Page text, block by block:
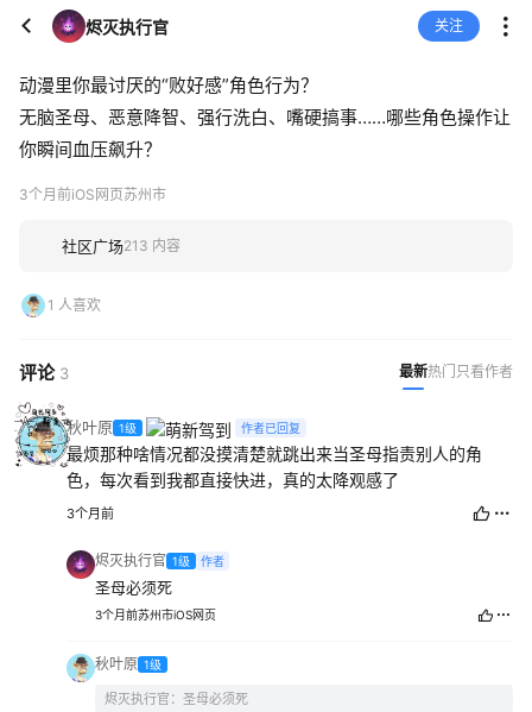
烬灭执行官 关注
动漫里你最讨厌的“败好感”角色行为？
无脑圣母、恶意降智、强行洗白、嘴硬搞事……哪些角色操作让
你瞬间血压飙升？
3个月前iOS网页苏州市
社区广场213 内容
1 人喜欢
评论 3 最新热门 只看作者
秋叶原 1级 作者已回复
最烦那种啥情况都没摸清楚就跳出来当圣母指责别人的角
色，每次看到我都直接快进，真的太降观感了
3个月前
烬灭执行官 1级 作者
圣母必须死
3个月前苏州市iOS网页
秋叶原 1级
烬灭执行官：圣母必须死